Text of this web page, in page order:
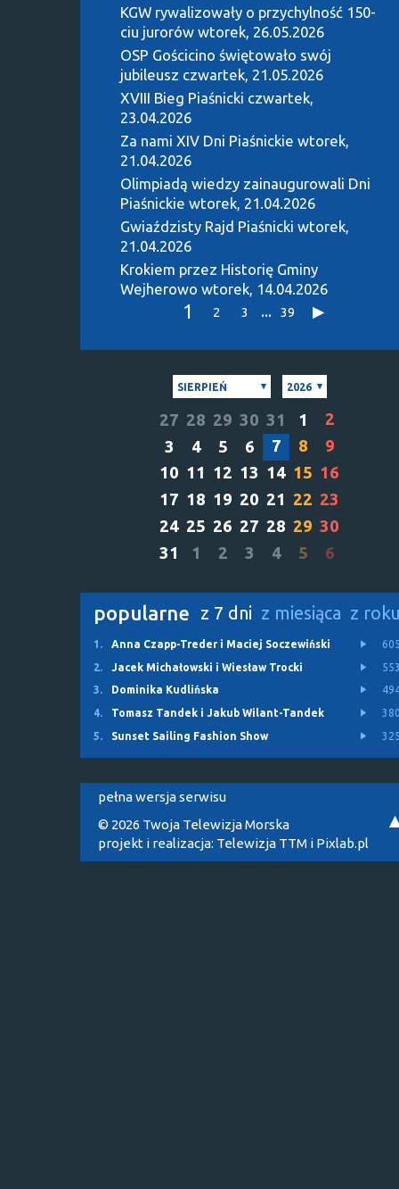
KGW rywalizowały o przychylność 150-
ciu jurorów wtorek, 26.05.2026
OSP Gościcino świętowało swój
jubileusz czwartek, 21.05.2026
XVIII Bieg Piaśnicki czwartek,
23.04.2026
Za nami XIV Dni Piaśnickie wtorek,
21.04.2026
Olimpiadą wiedzy zainaugurowali Dni
Piaśnickie wtorek, 21.04.2026
Gwiaździsty Rajd Piaśnicki wtorek,
21.04.2026
Krokiem przez Historię Gminy
Wejherowo wtorek, 14.04.2026
1 2 3 ... 39
SIERPIEŃ 2026
27 28 29 30 31 1
2
3
4 5 6 7 8
9
10 11 12 13 14 15 16
17 18 19 20 21 22 23
24 25 26 27 28 29 30
31
1 2 3 4 5 6
popularne z 7 dni z miesiąca z
1. Anna Czapp-Treder i Maciej Soczewiński
2.
Jacek Michałowski i Wiesław Trocki
3.
Dominika Kudlińska
4.
Tomasz Tandek i Jakub Wilant-Tandek
5.
Sunset Sailing Fashion Show
pełna wersja serwisu
© 2026 Twoja Telewizja Morska
projekt i realizacja: Telewizja TTM i Pixlab.pl